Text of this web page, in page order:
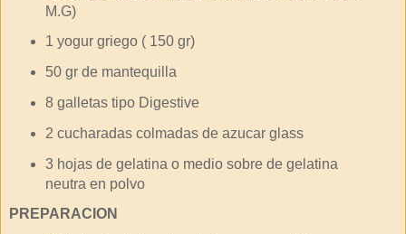
M.G)
1 yogur griego ( 150 gr)
50 gr de mantequilla
8 galletas tipo Digestive
2 cucharadas colmadas de azucar glass
3 hojas de gelatina o medio sobre de gelatina
neutra en polvo
PREPARACION